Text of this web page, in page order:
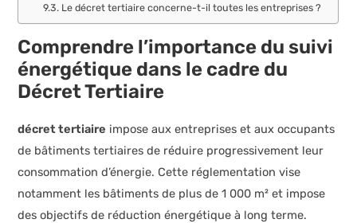
Le décret tertiaire concerne-t-il toutes les entreprises ?
Comprendre l’importance du suivi
énergétique dans le cadre du
Décret Tertiaire
décret tertiaire impose aux entreprises et aux occupants
de bâtiments tertiaires de réduire progressivement leur
consommation d’énergie. Cette réglementation vise
notamment les bâtiments de plus de 1 000 m² et impose
des objectifs de réduction énergétique à long terme.